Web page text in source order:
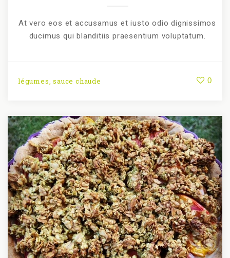
At vero eos et accusamus et iusto odio dignissimos
ducimus qui blanditiis praesentium voluptatum.
légumes,sauce chaude 0